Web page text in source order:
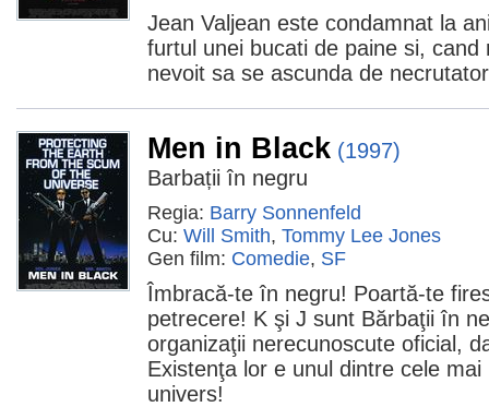
Jean Valjean este condamnat la
furtul unei bucati de paine si,
nevoit sa se ascunda de
Men in Black (1997)
Barbații în negru
Regia: Barry Sonnenfeld
Cu: Will Smith, Tommy Lee Jones
Gen film: Comedie, SF
Îmbracă-te în negru! Poartă-te
petrecere! K şi J sunt Bărbaţii în
organizaţii nerecunoscute oficial,
Existenţa lor e unul dintre cele
univers!